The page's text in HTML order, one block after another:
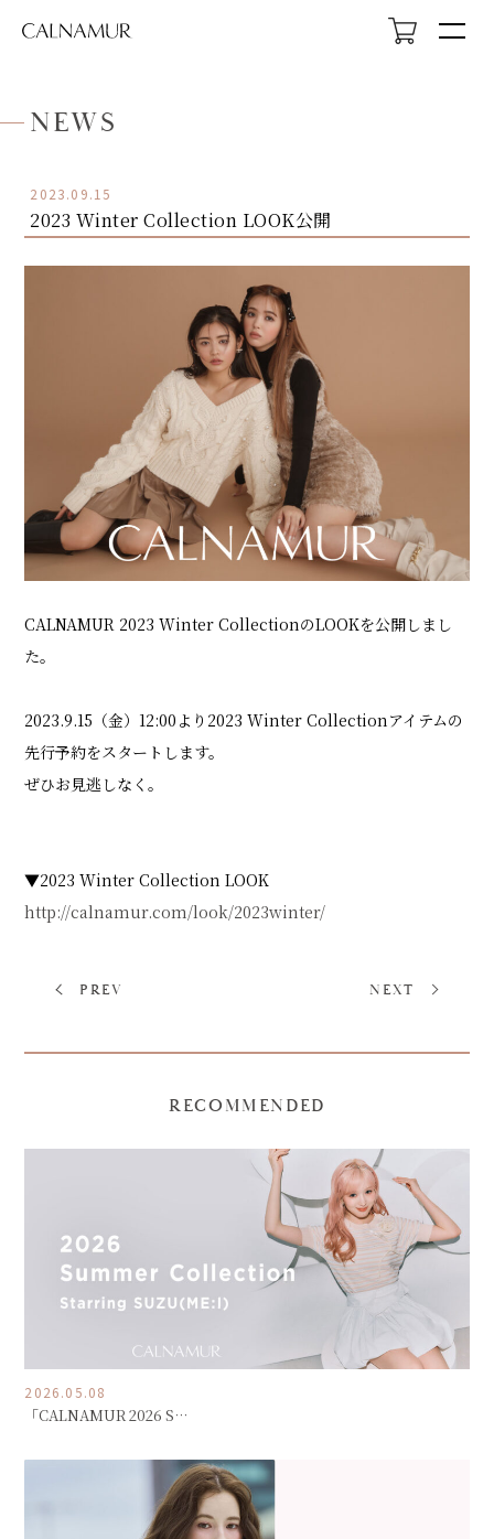
HOME
ABOUT
LOOK
PROFILE
SHOP LIST
ONLINE STORE
NEWS
2023.09.15
2023 Winter Collection LOOK公開
CALNAMUR 2023 Winter CollectionのLOOKを公開しまし
た。
2023.9.15（金）12:00より2023 Winter Collectionアイテムの
先行予約をスタートします。
ぜひお見逃しなく。
▼2023 Winter Collection LOOK
http://calnamur.com/look/2023winter/
PREV NEXT
RECOMMENDED
2026.05.08
「CALNAMUR 2026 S…